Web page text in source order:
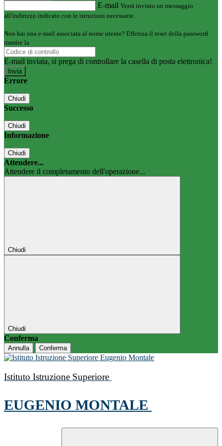
E-mail Verrà inviato un messaggio
all'indirizzo indicato con le istruzioni necessarie.
Non hai una e-mail associata al nome utente? Effettua il reset della password
tramite la
E-mail inviata, si prega di controllare la casella di posta elettronica!
Errore
Chiudi
Successo
Chiudi
Informazione
Chiudi
Attendere...
Attendere il completamento dell'operazione...
Chiudi
Chiudi
Conferma
Annulla Conferma
Istituto Istruzione Superiore
EUGENIO MONTALE